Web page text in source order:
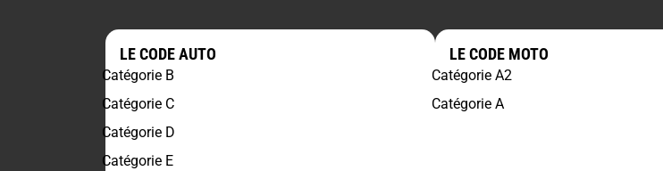
LE CODE AUTO
Catégorie B
Catégorie C
Catégorie D
Catégorie E
LE CODE MOTO
Catégorie A2
Catégorie A